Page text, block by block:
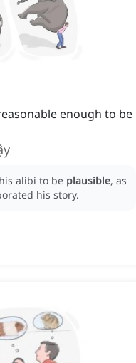
enough to be
alibi to be plausible, as
his story.